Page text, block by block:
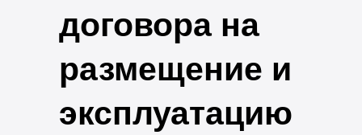
договора на
размещение и
эксплуатацию